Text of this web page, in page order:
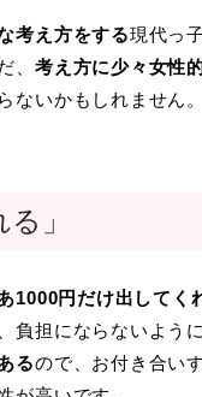
考え方をする現代っ
、考え方に少々女性
ないかもしれません。
」
1000円だけ出してく
負担にならないよう
るので、お付き合い